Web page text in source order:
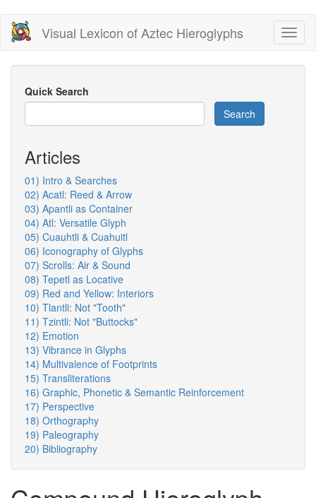
Skip
main
content
Visual Lexicon of Aztec Hieroglyphs
Quick Search
Search
Articles
01) Intro & Searches
02) Acatl: Reed & Arrow
03) Apantli as Container
04) Atl: Versatile Glyph
05) Cuauhtli & Cuahuitl
06) Iconography of Glyphs
07) Scrolls: Air & Sound
08) Tepetl as Locative
09) Red and Yellow: Interiors
10) Tlantli: Not "Tooth"
11) Tzintli: Not "Buttocks"
12) Emotion
13) Vibrance in Glyphs
14) Multivalence of Footprints
15) Transliterations
16) Graphic, Phonetic & Semantic Reinforcement
17) Perspective
18) Orthography
19) Paleography
20) Bibliography